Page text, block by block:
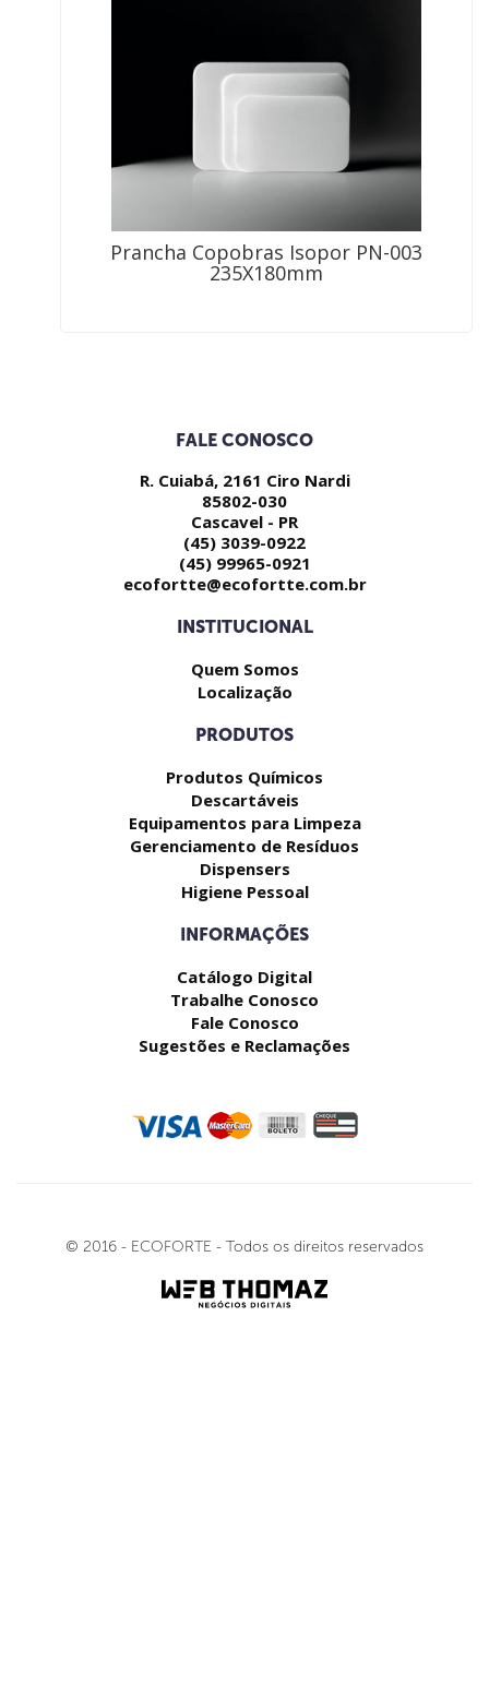
Prancha Copobras Isopor PN-003
235X180mm
FALE CONOSCO
R. Cuiabá, 2161 Ciro Nardi
85802-030
Cascavel - PR
(45) 3039-0922
(45) 99965-0921
ecofortte@ecofortte.com.br
INSTITUCIONAL
Quem Somos
Localização
PRODUTOS
Produtos Químicos
Descartáveis
Equipamentos para Limpeza
Gerenciamento de Resíduos
Dispensers
Higiene Pessoal
INFORMAÇÕES
Catálogo Digital
Trabalhe Conosco
Fale Conosco
Sugestões e Reclamações
© 2016 - ECOFORTE - Todos os direitos reservados